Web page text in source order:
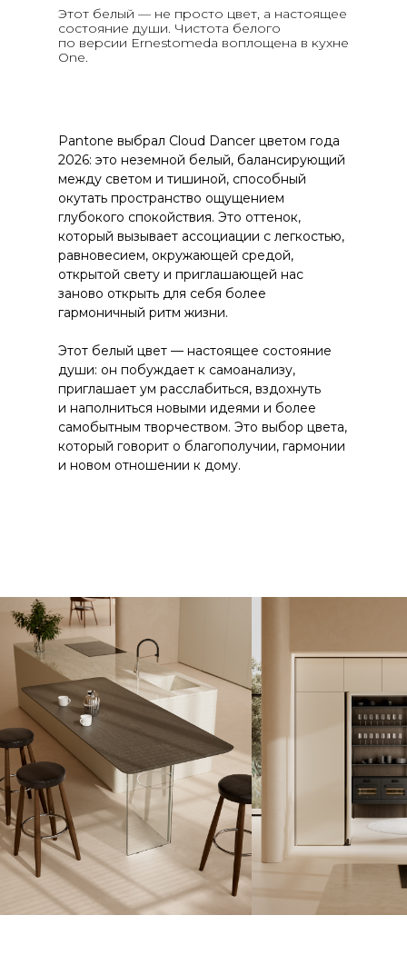
Этот белый — не просто цвет, а настоящее
состоян ие души. Чистота белого
по версии Ernestomeda воплощена в кухне
One.
Pantone выбрал Cloud Dancer цветом года
2026: это неземной белый, балансирующий
между светом и тишиной, способный
окутать пространство ощущением
глубокого спокойствия. Это оттенок,
который вызывает ассоциации с легкостью,
равновесием, окружающей средой,
открытой свету и приглашающей нас
заново открыть для себя более
гармоничный ритм жизни.
Этот белый цвет — настоящее состояние
души: он побуждает к самоанализу,
приглашает ум расслабиться, вздохнуть
и наполниться новыми идеями и более
самобытным творчеством. Это выбор цвета,
который говорит о благополучии, гармонии
и новом отношении к дому.